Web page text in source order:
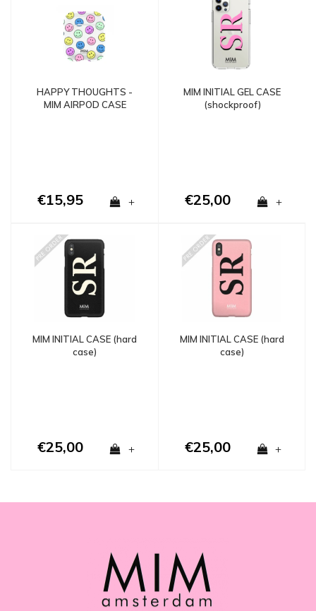
HAPPY THOUGHTS -
MIM AIRPOD CASE
€15,95 +
MIM INITIAL GEL CASE
(shockproof)
€25,00 +
MIM INITIAL CASE (hard
case)
€25,00 +
MIM INITIAL CASE (hard
case)
€25,00 +